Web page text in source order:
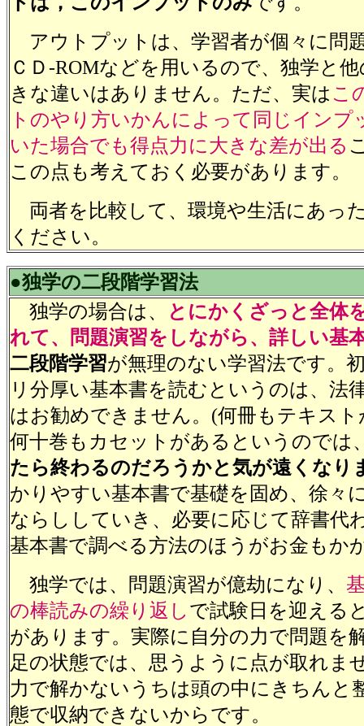
アウトプットは、学習者が個々に問
ＣＤ-ROMなどを用いるので、独学と
きな違いはありません。ただ、実はこ
トのやり方いかんによって同じインプ
いた場合でも得点力に大きな差が出る
この点も考えておく必要があります。
両者を比較して、環境や生活にあっ
ください。
●独学の二段階学習法
独学の場合は、
とにかくざっと全体
れて、問題演習をしながら、詳しい基
二段階学習が無理のない学習法です。
リ分厚い基本書を読むというのは、法
はお勧めできません。(何冊もテキス
何十巻もカセットがあるというのでは
たら終わるのだろうかと気が遠くなり
かりやすい基本書で基礎を固め、徐々
ならししていき、必要に応じて辞書代
基本書で調べる方法のほうがお金もか
独学では、問題演習が億劫になり、
の棒読みの繰り返し で試験日を迎える
があります。実際に自分の力で問題を
足の状態では、思うように点が取れま
力で解かないうちは頭の中にきちんと
態で収納できないからです。